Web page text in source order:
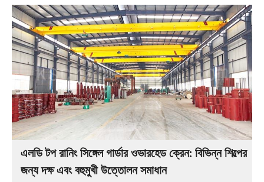
এলডি টপ রানিং সিঙ্গেল গার্ডার ওভারহেড ক্রেন: বিভিন্ন শিল্পের
জন্য দক্ষ এবং বহুমুখী উত্তোলন সমাধান